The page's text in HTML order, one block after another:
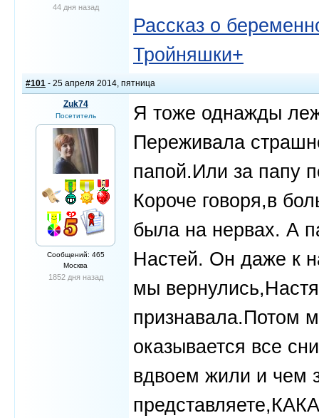
44 дня назад
Рассказ о
Тройняшки+
#101 - 25 апреля 2014, пятница
Zuk74
Посетитель
Сообщений: 465
Москва
1852 дня назад
Я тоже однажды
Переживала
папой.Или за папу
Короче говоря,в
была на нервах. А
Настей. Он даже к
мы
признавала.Потом
оказывается все
вдвоем жили и чем